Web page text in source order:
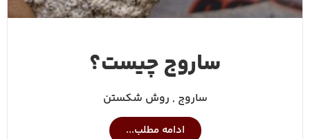
ساروج چیست؟
ساروج , روش شکستن
ادامه مطلب...